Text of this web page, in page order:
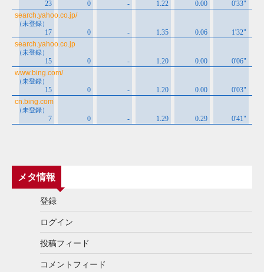
メタ情報
登録
ログイン
投稿フィード
コメントフィード